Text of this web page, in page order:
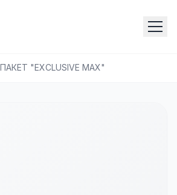
ПАКЕТ "EXCLUSIVE MAX"